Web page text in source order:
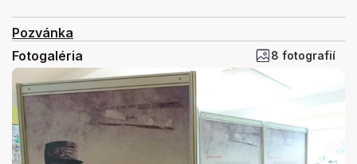
Pozvánka
Fotogaléria
8 fotografií